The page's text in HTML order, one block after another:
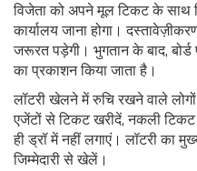
विजेता को अपने मूल टिकट के साथ
कार्यालय जाना होगा।
जरूरत पड़ेगी। भुगतान के बाद,
का प्रकाशन किया जाता है।
लॉटरी खेलने में रुचि रखने वाले
एजेंटों से टिकट खरीदें, नकली
ही ड्रॉ में नहीं लगाएं। लॉटरी का
जिम्मेदारी से खेलें।